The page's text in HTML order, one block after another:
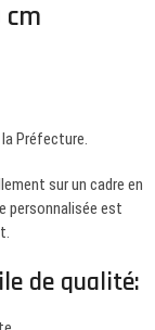
cm
Préfecture.
sur un cadre en
personnalisée est
de qualité: